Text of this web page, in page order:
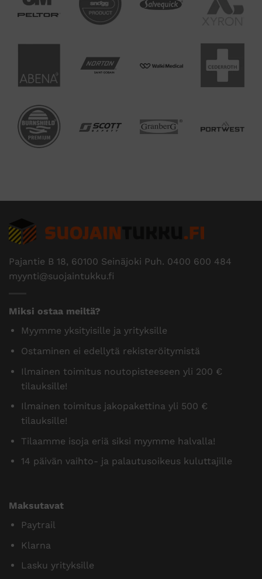
Pajantie B 18, 60100 Seinäjoki Puh. 0400 600 484
myynti@suojaintukku.fi
Miksi ostaa meiltä?
Myymme yksityisille ja yrityksille
Ostaminen ei edellytä rekisteröitymistä
Ilmainen toimitus noutopisteeseen yli 200 €
tilauksille!
Ilmainen toimitus jakopakettina yli 500 €
tilauksille!
Tilaamme isoja eriä siksi myymme halvalla!
14 päivän vaihto- ja palautusoikeus kuluttajille
Maksutavat
Paytrail
Klarna
Lasku yrityksille